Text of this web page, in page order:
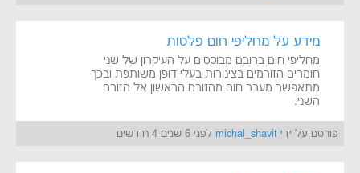
מידע על מחליפי חום פלטות
מחליפי חום ברובם מבוססים על העיקרון של שני
חומרים הזורמים בצינורות בעלי דופן משותפת ובכך
מתאפשר מעבר חום מהזורם הראשון אל הזורם
השני.
פורסם על ידי michal_shavit לפני 6 שנים 4 חודשים